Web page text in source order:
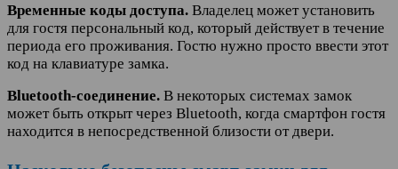
Временные коды доступа. Владелец может установить
для гостя персональный код, который действует в течение
периода его проживания. Гостю нужно просто ввести этот
код на клавиатуре замка.
Bluetooth-соединение. В некоторых системах замок
может быть открыт через Bluetooth, когда смартфон гостя
находится в непосредственной близости от двери.